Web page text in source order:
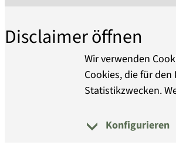
Über
Disclaimer öffnen
Wir verwenden
Cookies, die für
Statistikzwecken.
Konfigurieren